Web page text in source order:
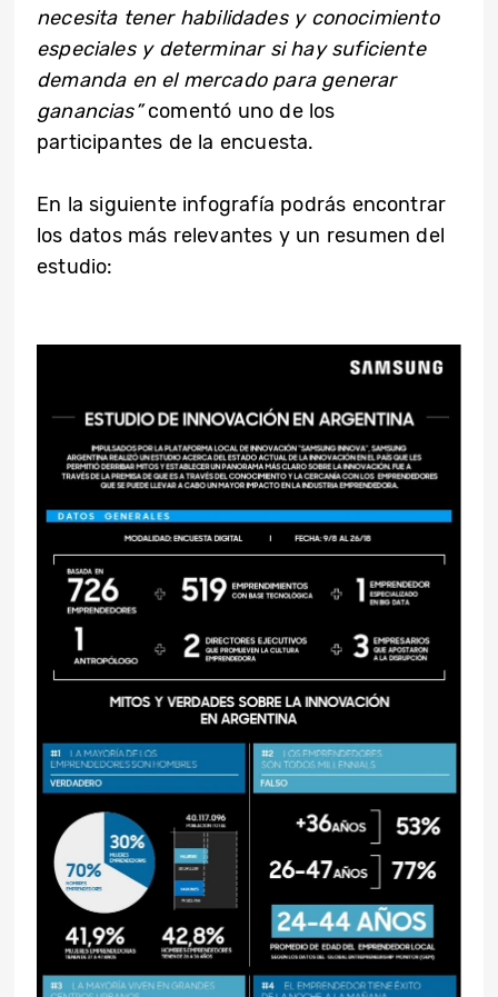
necesita tener habilidades y conocimiento
especiales y determinar si hay suficiente
demanda en el mercado para generar
ganancias”comentó uno de los
participantes de la encuesta.
En la siguiente infografía podrás encontrar
los datos más relevantes y un resumen del
estudio: